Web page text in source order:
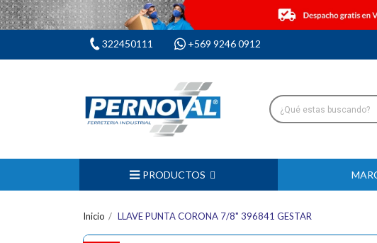
322450111 +569 9246 0912
PRODUCTOS
Inicio LLAVE PUNTA CORONA 7/8" 396841 GESTAR